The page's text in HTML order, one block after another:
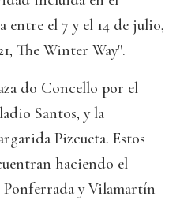
entre el 7 y el 14 de julio,
The Winter Way".
do Concello por el
Santos, y la
Pizcueta. Estos
haciendo el
y Vilamartín